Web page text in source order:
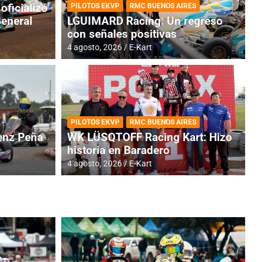
ARGENTINA PRÓXIMA COBERTURA
Baradero recibe la
Invitados
oficializó
Peña
PILOTOS EKVP RMC BUENOS AIRES
LGUIMARD Racing: Un regreso
con señales positivas
4 agosto, 2026 E-Kart
PILOTOS EKVP RMC BUENOS AIRES
WK LÜSQTOFF Racing Kart: Hizo
historia en Baradero
4 agosto, 2026 E-Kart